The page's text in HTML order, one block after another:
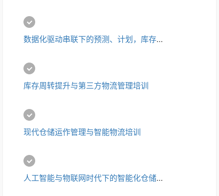
数据化驱动串联下的预测、计划，库存与第三方物流培训
库存周转提升与第三方物流管理培训
现代仓储运作管理与智能物流培训
人工智能与物联网时代下的智能化仓储及物流管理培训